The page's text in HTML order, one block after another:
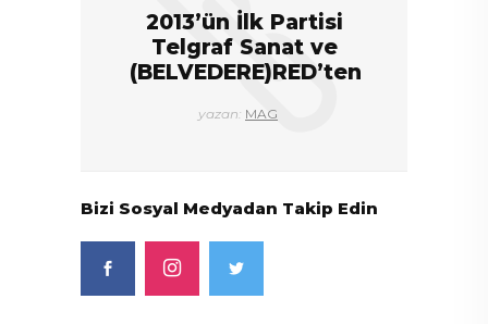
2013’ün İlk Partisi
Telgraf Sanat ve
(BELVEDERE)RED’ten
yazan: MAG
Bizi Sosyal Medyadan Takip Edin